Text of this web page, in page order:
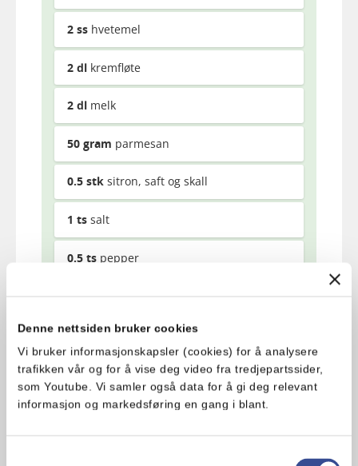
Denne nettsiden bruker cookies
Vi bruker informasjonskapsler (cookies) for å analysere
trafikken vår og for å vise deg video fra tredjepartssider,
som Youtube. Vi samler også data for å gi deg relevant
informasjon og markedsføring en gang i blant.
2 ss hvetemel
2 dl kremfløte
2 dl melk
50 gram parmesan
0.5 stk sitron, saft og skall
1 ts salt
0.5 ts pepper
500grampasta
100gramasparges